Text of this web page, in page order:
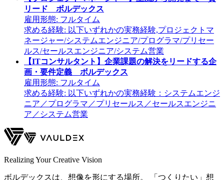
リード ボルデックス
雇用形態: フルタイム
求める経験: 以下いずれかの実務経験,プロジェクトマ
ネージャー/システムエンジニア/プログラマ/プリセー
ルス/セールスエンジニア/システム営業
【ITコンサルタント】企業課題の解決をリードする企
画・要件定義 ボルデックス
雇用形態: フルタイム
求める経験: 以下いずれかの実務経験：システムエンジ
ニア／プログラマ／プリセールス／セールスエンジニ
ア／システム営業
Realizing Your Creative Vision
ボルデックスは、想像を形にする場所。 「つくりたい」想